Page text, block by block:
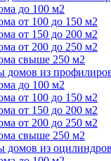
до 100 м2
от 100 до 150 м2
от 150 до 200 м2
от 200 до 250 м2
свыше 250 м2
домов из
до 100 м2
от 100 до 150 м2
от 150 до 200 м2
от 200 до 250 м2
свыше 250 м2
домов из